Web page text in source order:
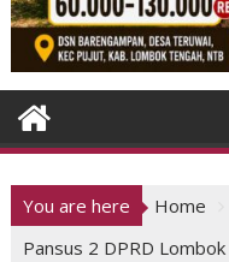
You are here Home
Pansus 2 DPRD